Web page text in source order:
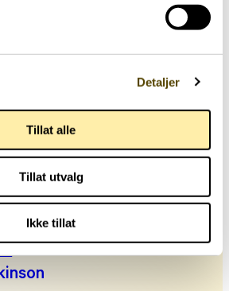
Detaljer
Tillat alle
Tillat utvalg
Ikke tillat
83 00
tir-fre kl. 09:00-14:00